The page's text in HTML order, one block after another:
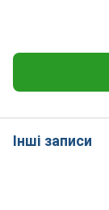
Інші записи